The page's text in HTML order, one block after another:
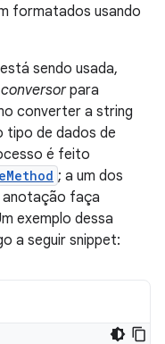
formatados usando
sendo usada,
para
converter a string
tipo de dados de
é feito
; a um dos
anotação faça
exemplo dessa
a seguir snippet: